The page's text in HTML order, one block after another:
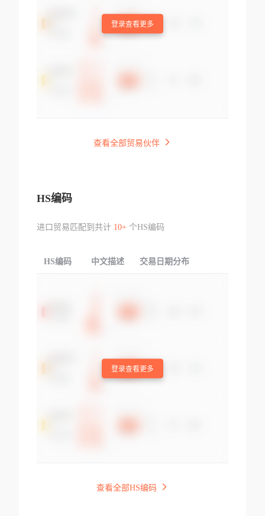
登录查看更多
查看全部贸易伙伴
HS编码
进口贸易匹配到共计 10+个HS编码
HS编码 中文描述 交易日期分布
登录查看更多
查看全部HS编码